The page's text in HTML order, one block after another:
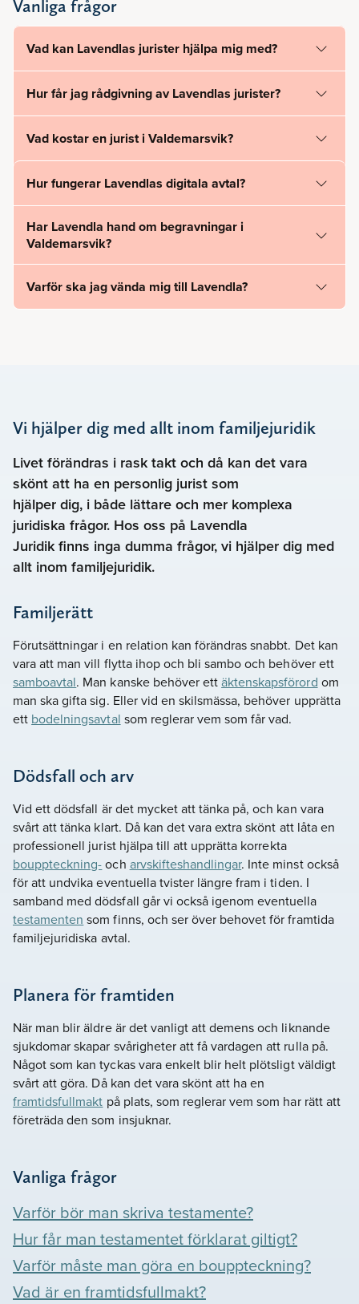
Vanliga frågor
Vad kan Lavendlas jurister hjälpa mig med?
Hur får jag rådgivning av Lavendlas jurister?
Vad kostar en jurist i Valdemarsvik?
Hur fungerar Lavendlas digitala avtal?
Har Lavendla hand om begravningar i
Valdemarsvik?
Varför ska jag vända mig till Lavendla?
Vi hjälper dig med allt inom familjejuridik
Livet förändras i rask takt och då kan det vara
skönt att ha en personlig jurist som
hjälper dig, i både lättare och mer komplexa
juridiska frågor. Hos oss på Lavendla
Juridik finns inga dumma frågor, vi hjälper dig med
allt inom familjejuridik.
Familjerätt
Förutsättningar i en relation kan förändras snabbt. Det kan
vara att man vill flytta ihop och bli sambo och behöver ett
samboavtal. Man kanske behöver ettäktenskapsförord om
man ska gifta sig. Eller vid en skilsmässa, behöver upprätta
ett bodelningsavtal som reglerar vem som får vad.
Dödsfall och arv
Vid ett dödsfall är det mycket att tänka på, och kan vara
svårt att tänka klart. Då kan det vara extra skönt att låta en
professionell jurist hjälpa till att upprätta korrekta
bouppteckning-och arvskifteshandlingar. Inte minst också
för att undvika eventuella tvister längre fram i tiden. I
samband med dödsfall går vi också igenom eventuella
testamenten som finns, och ser över behovet för framtida
familjejuridiska avtal.
Planera för framtiden
När man blir äldre är det vanligt att demens och liknande
sjukdomar skapar svårigheter att få vardagen att rulla på.
Något som kan tyckas vara enkelt blir helt plötsligt väldigt
svårt att göra. Då kan det vara skönt att ha en
framtidsfullmakt på plats, som reglerar vem som har rätt att
företräda den som insjuknar.
Vanliga frågor
Varför bör man skriva testamente?
Hur får man testamentet förklarat giltigt?
Varför måste man göra en bouppteckning?
Vad är en framtidsfullmakt?